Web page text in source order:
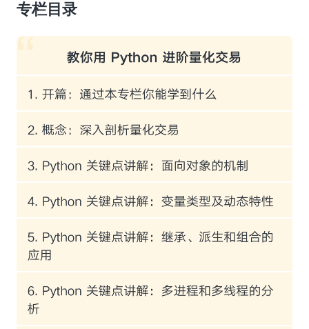
域有个深入的了解。准备从事量化交易相关工
作的同学，可以以本专栏为起点，开始进阶 Pyt
hon 量化交易。
另外，专栏中涉及了大数据分析、数学建模思
想，以及 Python 第三方库的讲解和编程实践，
这些技术对于准备从事大数据分析和人工智能
领域的同学同样有所启迪。
在内容构思上，本专栏大纲根据股票量化交易
的整体流程以及由浅入深的学习过程来制定，
具体如下。
专栏目录